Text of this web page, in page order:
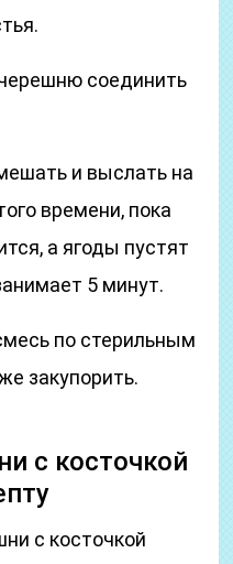
соединить
и выслать на
времени, пока
а ягоды пустят
5 минут.
по стерильным
закупорить.
с косточкой
с косточкой